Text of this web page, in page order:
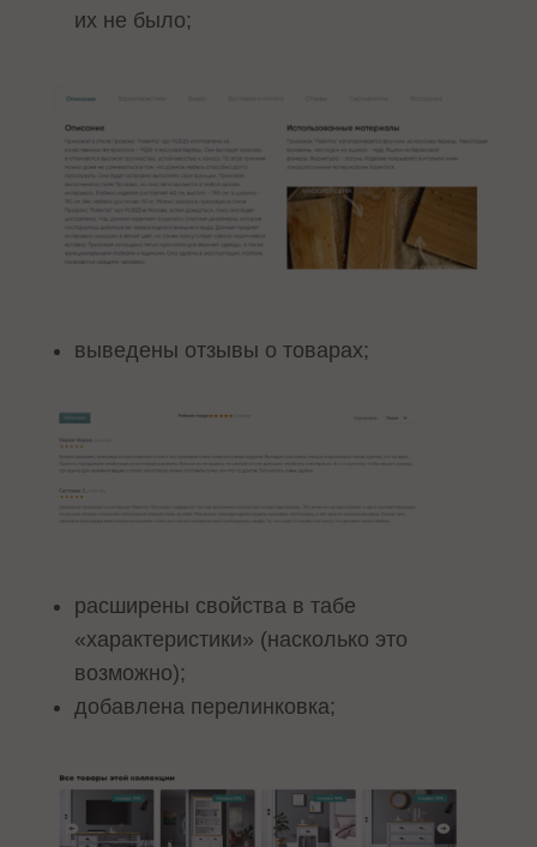
их не было;
выведены отзывы о товарах;
расширены свойства в табе
«характеристики» (насколько это
возможно);
добавлена перелинковка;